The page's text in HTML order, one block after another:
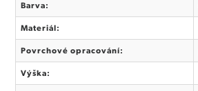
Barva:
Materiál:
Povrchové opracování:
Výška: